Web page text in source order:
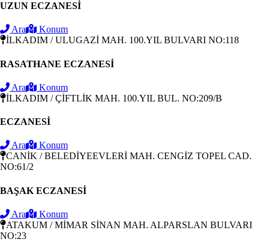
UZUN ECZANESİ
Ara
Konum
İLKADIM / ULUGAZİ MAH. 100.YIL BULVARI NO:118
RASATHANE ECZANESİ
Ara
Konum
İLKADIM / ÇİFTLİK MAH. 100.YIL BUL. NO:209/B
ECZANESİ
Ara
Konum
CANİK / BELEDİYEEVLERİ MAH. CENGİZ TOPEL CAD.
NO:61/2
BAŞAK ECZANESİ
Ara
Konum
ATAKUM / MİMAR SİNAN MAH. ALPARSLAN BULVARI
NO:23